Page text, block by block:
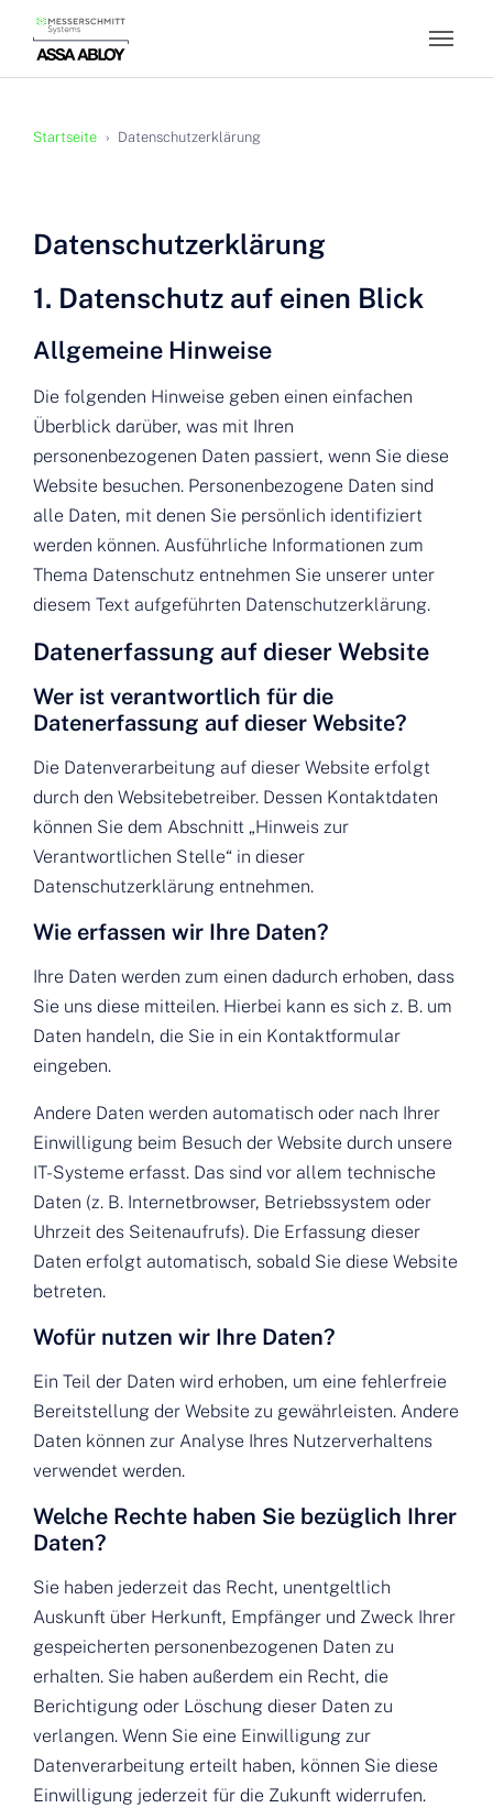
Skip to main content
Startseite Datenschutzerklärung
Datenschutz­erklärung
1. Datenschutz auf einen Blick
Allgemeine Hinweise
Die folgenden Hinweise geben einen einfachen
Überblick darüber, was mit Ihren
personenbezogenen Daten passiert, wenn Sie diese
Website besuchen. Personenbezogene Daten sind
alle Daten, mit denen Sie persönlich identifiziert
werden können. Ausführliche Informationen zum
Thema Datenschutz entnehmen Sie unserer unter
diesem Text aufgeführten Datenschutzerklärung.
Datenerfassung auf dieser Website
Wer ist verantwortlich für die
Datenerfassung auf dieser Website?
Die Datenverarbeitung auf dieser Website erfolgt
durch den Websitebetreiber. Dessen Kontaktdaten
können Sie dem Abschnitt „Hinweis zur
Verantwortlichen Stelle“ in dieser
Datenschutzerklärung entnehmen.
Wie erfassen wir Ihre Daten?
Ihre Daten werden zum einen dadurch erhoben, dass
Sie uns diese mitteilen. Hierbei kann es sich z. B. um
Daten handeln, die Sie in ein Kontaktformular
eingeben.
Andere Daten werden automatisch oder nach Ihrer
Einwilligung beim Besuch der Website durch unsere
IT-Systeme erfasst. Das sind vor allem technische
Daten (z. B. Internetbrowser, Betriebssystem oder
Uhrzeit des Seitenaufrufs). Die Erfassung dieser
Daten erfolgt automatisch, sobald Sie diese Website
betreten.
Wofür nutzen wir Ihre Daten?
Ein Teil der Daten wird erhoben, um eine fehlerfreie
Bereitstellung der Website zu gewährleisten. Andere
Daten können zur Analyse Ihres Nutzerverhaltens
verwendet werden.
Welche Rechte haben Sie bezüglich Ihrer
Daten?
Sie haben jederzeit das Recht, unentgeltlich
Auskunft über Herkunft, Empfänger und Zweck Ihrer
gespeicherten personenbezogenen Daten zu
erhalten. Sie haben außerdem ein Recht, die
Berichtigung oder Löschung dieser Daten zu
verlangen. Wenn Sie eine Einwilligung zur
Datenverarbeitung erteilt haben, können Sie diese
Einwilligung jederzeit für die Zukunft widerrufen.